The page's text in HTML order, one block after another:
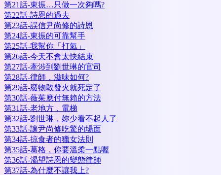
第21話-東振…只做一次夠嗎?
第22話-詩恩的過去
第23話-誤信尹尚修的詩恩
第24話-東振的可靠幫手
第25話-我幫你「打氣」
第26話-今天不會太快結束
第27話-牽涉到劉世琳的官司
第28話-律師，滋味如何?
第29話-廢物敢發火就死定了
第30話-薇茱應付無賴的方法
第31話-老地方，電梯
第32話-劉世琳，妳少看不起人了
第33話-讓尹尚修吃驚的場面
第34話-掠食者的獵女法則
第35話-葛格，你要溫柔一點喔
第36話-渴望詩恩的變態律師
第37話-為什麼不讓我上?